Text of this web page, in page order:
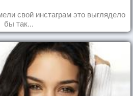
свой инстаграм это выглядело
бы так...